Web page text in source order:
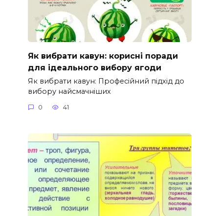
Як вибрати кавун: корисні поради
для ідеального вибору ягоди
Як вибрати кавун: Професійний підхід до
вибору найсмачніших
0 41